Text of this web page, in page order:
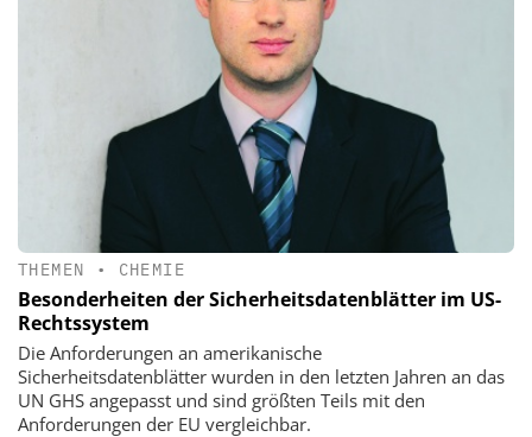
THEMEN • CHEMIE
Besonderheiten der Sicherheitsdatenblätter im US-
Rechtssystem
Die Anforderungen an amerikanische
Sicherheitsdatenblätter wurden in den letzten Jahren an das
UN GHS angepasst und sind größten Teils mit den
Anforderungen der EU vergleichbar.